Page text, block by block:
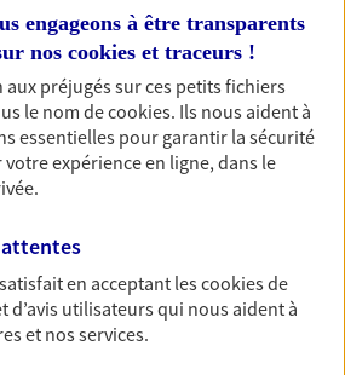
jardinage, pâtissier en herbe
personne n'est à l'abri d'un
Avec Ma Protection
votre qualité de vie et vos
Accidents de la Vie
Entreprise
et en sérénité avec votre
engageons à être transparents
nos cookies et traceurs !
préjugés sur ces petits fichiers
le nom decookies. Ils nous aident à
essentielles pour garantir la sécurité
expérience en ligne, dans le
attentes
en acceptant lescookiesde
d’avis utilisateurs qui nous aident à
et nos services.